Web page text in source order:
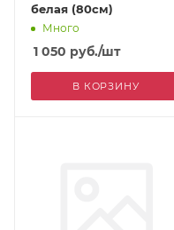
белая (80см)
Много
1 050 руб./шт
В КОРЗИНУ